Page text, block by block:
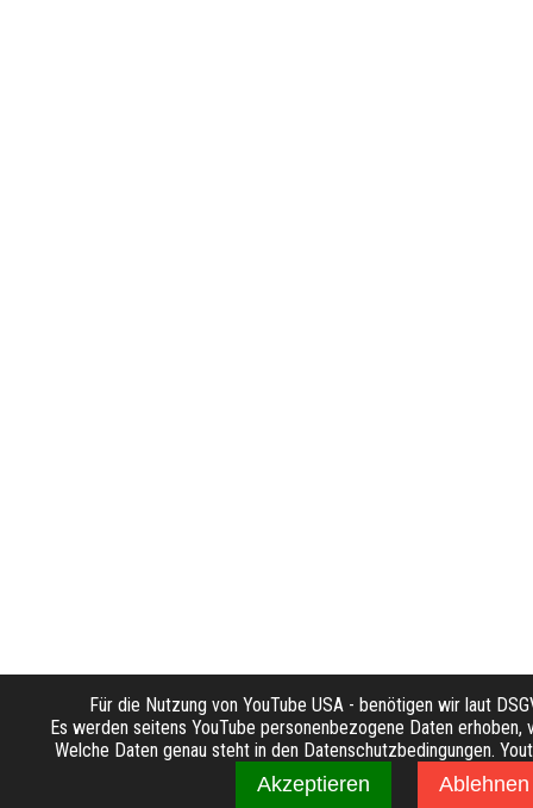
Für die Nutzung von YouTube USA - benötigen wir laut
Es werden seitens YouTube personenbezogene Daten
Welche Daten genau steht in den Datenschutzbedingungen.
Akzeptieren Ablehnen